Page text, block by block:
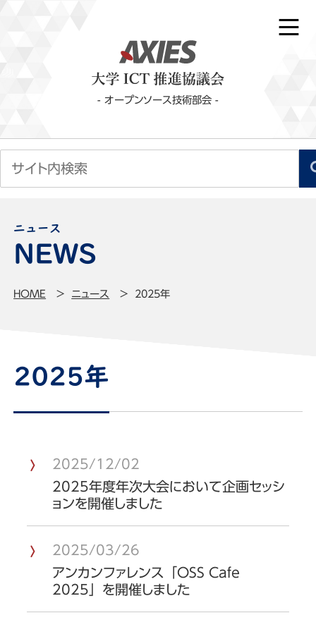
- オープンソース技術部会 -
ニュース
HOME ニュース 2025年
2025年
2025/12/02
2025年度年次大会において企画セッシ
ョンを開催しました
2025/03/26
アンカンファレンス「OSS Cafe
2025」を開催しました